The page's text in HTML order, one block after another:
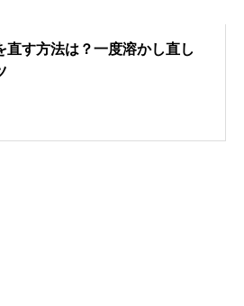
直す方法は？一度溶かし直し